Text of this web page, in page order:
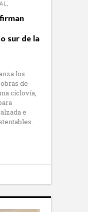
,
sur de la
los
de
ciclovía,
e